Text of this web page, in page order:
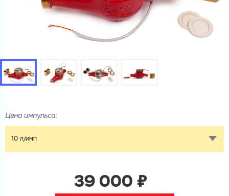
Цена импульса:
10 л/имп
39 000 ₽